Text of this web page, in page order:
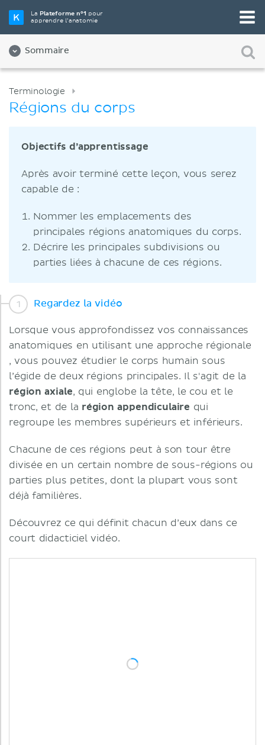
La Plateforme n°1 pour
apprendre l’anatomie
Sommaire
Terminologie
Régions du corps
Objectifs d’apprentissage
Après avoir terminé cette leçon, vous serez
capable de :
Nommer les emplacements des
principales régions anatomiques du corps.
Décrire les principales subdivisions ou
parties liées à chacune de ces régions.
Regardez la vidéo
Lorsque vous approfondissez vos connaissances
anatomiques en utilisant une approche régionale
, vous pouvez étudier le corps humain sous
l’égide de deux régions principales. Il s'agit de la
région axiale, qui englobe la tête, le cou et le
tronc, et de la région appendiculaire qui
regroupe les membres supérieurs et inférieurs.
Chacune de ces régions peut à son tour être
divisée en un certain nombre de sous-régions ou
parties plus petites, dont la plupart vous sont
déjà familières.
Découvrez ce qui définit chacun d’eux dans ce
court didacticiel vidéo.